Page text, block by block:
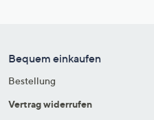
Bequem einkaufen
Bestellung
Vertrag widerrufen